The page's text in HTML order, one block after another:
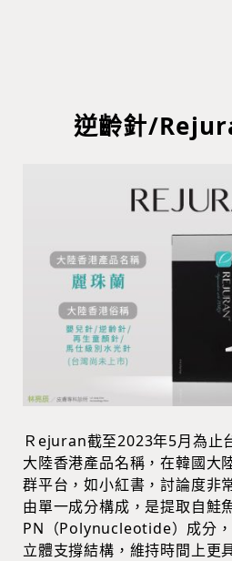
逆齡針/
Ｒejuran截至2023年5月為止
大陸香港產品名稱，在韓國大
群平台，如小紅書，討論度非
由單一成分構成，是提取自鮭
PN（Polynucleotide）成分
立體支撐結構，維持時間上更